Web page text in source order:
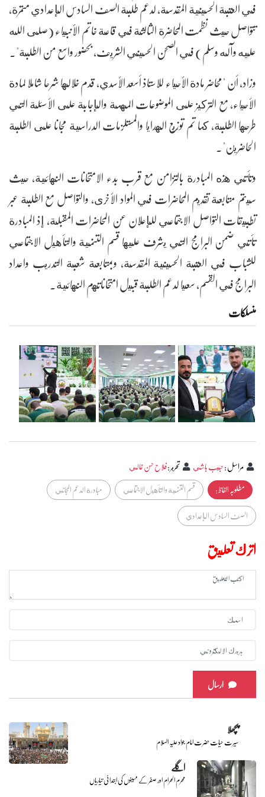
في العتبة الحسينية المقدسة، لدعم طلبة الصف السادس الإعدادي متمرة،
تتواصل حيث نظمت المحاضرة الثالثة في قاعة خاتم الأنبياء (صلى الله
عليه وآله وسلم) في الصحن الحسيني الشريف، بحضور واسع من الطلبة".
وزاد، أن "محاضر مادة الأحياء للاستاذ أسعد الأسدي، قدم خلالها شرحا شاملا لمادة
الأحياء، مع التركيز على الموضوعات المهمة والإجابة على الأسئلة التي
طرحها الطلبة، كما تم توزيع الهدايا والمستلزمات الدراسية مجانا على الطلبة
الحاضرين".
وتأتي هذه المبادرة بالتزامن مع قرب بدء الامتحانات النهائية، حيث
سيتم متابعة تقديم المحاضرات في المواد الأخرى، والتواصل مع الطلبة عبر
تطبيقات التواصل الاجتماعي للإعلان عن المحاضرات المقبلة، إذ المبادرة
تأتي ضمن البرامج التي يشرف عليها قسم التنمية والتأهيل الاجتماعي
للشباب في العتبة الحسينية المقدسة، وبمتابعة شعبة التدريب واعداد
البرامج في القسم، سعيا لدعم الطلبة قبيل امتحاناتهم النهائية.
منسلکات
مراسل:حبيب باشي تحرير:فلاح حسن غالي
مطلوبہ الفاظ :
قسم التنمية والتأهيل الاجتماعي
مبادرة الدعم المجاني
الصف السادس الإعدادي
اترك تعليق
ارسال
پچھلا
سیرت حیات حضرت امام جواد علیہ السلام
اگلے
محرم الحرام اور صفر کے مہینوں کی ابتدائی تیاریاں